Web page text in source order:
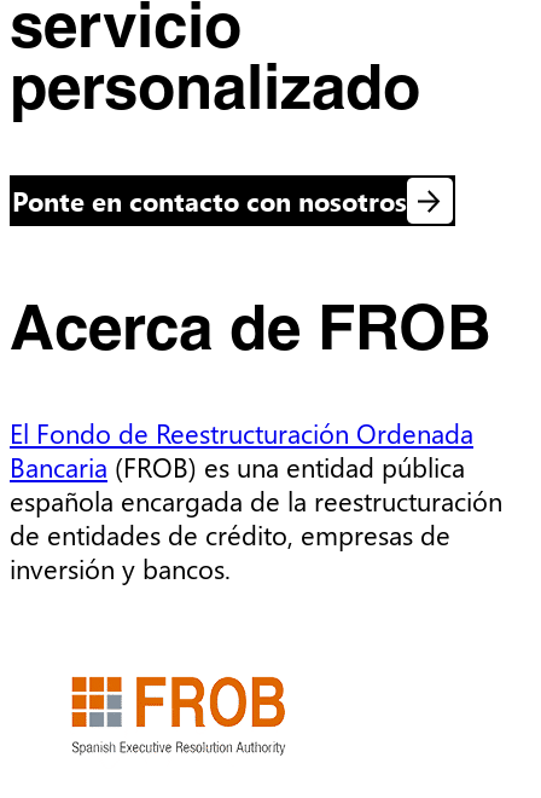
servicio
personalizado
Ponte en contacto con nosotros
Acerca de FROB
El Fondo de Reestructuración Ordenada
Bancaria (FROB) es una entidad pública
española encargada de la reestructuración
de entidades de crédito, empresas de
inversión y bancos.